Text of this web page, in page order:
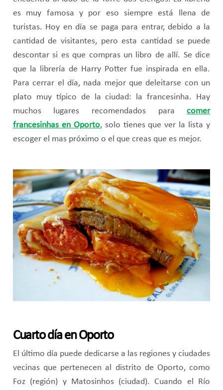
es muy famosa y por eso siempre está llena de
turistas. Hoy en día se paga para entrar, debido a la
cantidad de visitantes, pero esta cantidad se puede
descontar si es que compras un libro de allí. Se dice
que la librería de Harry Potter fue inspirada en ella.
Para cerrar el día, nada mejor que deleitarse con un
plato muy típico de la ciudad: la francesinha. Hay
muchos lugares recomendados paracomer
francesinhas en Oporto, solo tienes que ver la lista y
escoger el mas próximo o el que creas que es mejor.
Cuarto día en Oporto
El último día puede dedicarse a las regiones y ciudades
vecinas que pertenecen al distrito de Oporto, como
Foz (región) y Matosinhos (ciudad). Cuando el Río